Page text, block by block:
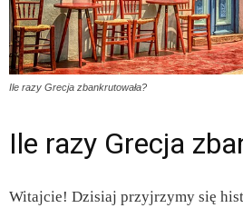
Ile razy Grecja zbankrutowała?
Ile razy Grecja
Witajcie! Dzisiaj przyjrzymy się